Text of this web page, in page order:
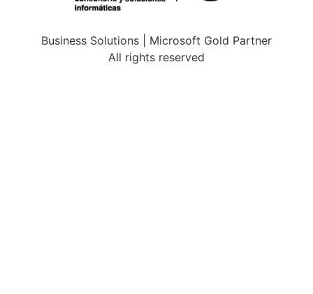
Business Solutions | Microsoft Gold Partner
All rights reserved